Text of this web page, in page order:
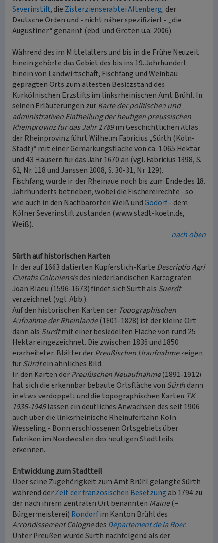
Severinstift, die Zisterzienserabtei Altenberg, der
Deutsche Orden und - nicht näher spezifiziert - „die
Augustiner“ genannt (ebd. und Groten u.a. 2006).
Während des im Mittelalters und bis in die Frühe Neuzeit
hinein gehörte das Gebiet des bis ins 19. Jahrhundert
hinein von Landwirtschaft, Fischfang und Weinbau
geprägten Orts zum ältesten Besitzstand des
Kurkölnischen Erzstifts im linksrheinischen Amt Brühl. In
seinen Erläuterungen zurKarte der politischen und
administrativen Eintheilung der heutigen preussischen
Rheinprovinz für das Jahr 1789im Geschichtlichen Atlas
der Rheinprovinz führt Wilhelm Fabricius „Sürth (Köln-
Stadt)“ mit einer Gemarkungsfläche von ca. 1.065 Hektar
und 43 Häusern für das Jahr 1670 an (vgl. Fabricius 1898, S.
62, Nr. 118 und Janssen 2008, S. 30-31, Nr. 129).
Fischfang wurde in der Rheinaue noch bis zum Ende des 18.
Jahrhunderts betrieben, wobei die Fischereirechte - so
wie auch in den Nachbarorten Weiß undGodorf- dem
Kölner Severinstift zustanden (www.stadt-koeln.de,
Weiß).
nach oben
Sürth auf historischen Karten
In der auf 1663 datierten Kupferstich-Karte Descriptio Agri
Civitatis Coloniensisdes niederländischen Kartografen
Joan Blaeu (1596-1673) findet sich Sürth als Suerdt
verzeichnet (vgl. Abb.).
Auf den historischen Karten der Topographischen
Aufnahme der Rheinlande(1801-1828) ist der kleine Ort
dann als Surdtmit einer besiedelten Fläche von rund 25
Hektar eingezeichnet. Die zwischen 1836 und 1850
erarbeiteten Blätter derPreußischen Uraufnahmezeigen
fürSürdtein ähnliches Bild.
In den Karten derPreußischen Neuaufnahme(1891-1912)
hat sich die erkennbar bebaute Ortsfläche von Sürthdann
in etwa verdoppelt und die topographischen Karten TK
1936-1945lassen ein deutliches Anwachsen des seit 1906
auch über die linksrheinische Rheinuferbahn Köln -
Wesseling - Bonn erschlossenen Ortsgebiets über
Fabriken im Nordwesten des heutigen Stadtteils
erkennen.
Entwicklung zum Stadtteil
Über seine Zugehörigkeit zum Amt Brühl gelangte Sürth
während derZeit der französischen Besetzung ab 1794 zu
der nach ihrem zentralen Ort benannten Mairie(=
Bürgermeisterei) Rondorfim Kanton Brühl des
Arrondissement Colognedes Département de la Roer.
Unter Preußen wurde Sürth nachfolgend als der